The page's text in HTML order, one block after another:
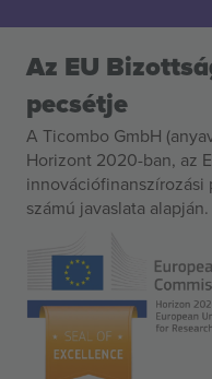
Az EU
pecsétje
A Ticombo GmbH
Horizont 2020-ban, az
innovációfinanszírozási
számú javaslata alapján.